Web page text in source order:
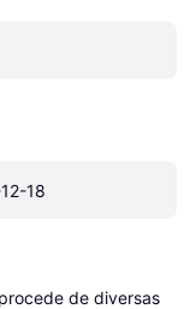
18
de diversas